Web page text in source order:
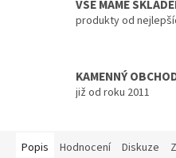
VŠE MÁME
produkty od
KAMENNÝ
již od roku 2011
Popis Hodnocení Diskuze